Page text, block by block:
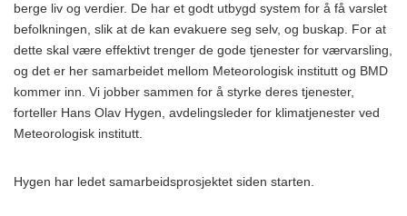
berge liv og verdier. De har et godt utbygd system for å få varslet
befolkningen, slik at de kan evakuere seg selv, og buskap. For at
dette skal være effektivt trenger de gode tjenester for værvarsling,
og det er her samarbeidet mellom Meteorologisk institutt og BMD
kommer inn. Vi jobber sammen for å styrke deres tjenester,
forteller Hans Olav Hygen, avdelingsleder for klimatjenester ved
Meteorologisk institutt.
Hygen har ledet samarbeidsprosjektet siden starten.